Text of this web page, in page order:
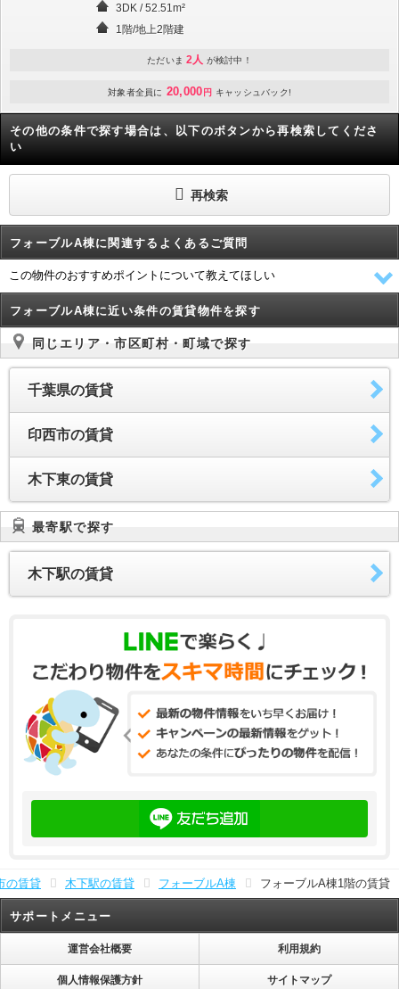
3DK / 52.51m²
1階/地上2階建
ただいま 2人 が検討中！
対象者全員に 20,000 円 キャッシュバック!
その他の条件で探す場合は、以下のボタンから再検索してくださ
い
再検索
フォーブルA棟に関連するよくあるご質問
この物件のおすすめポイントについて教えてほしい
フォーブルA棟に近い条件の賃貸物件を探す
同じエリア・市区町村・町域で探す
千葉県の賃貸
印西市の賃貸
木下東の賃貸
最寄駅で探す
木下駅の賃貸
の賃貸 木下駅の賃貸 フォーブルA棟 フォーブルA棟1階の賃貸
サポートメニュー
運営会社概要 利用規約
個人情報保護方針 サイトマップ